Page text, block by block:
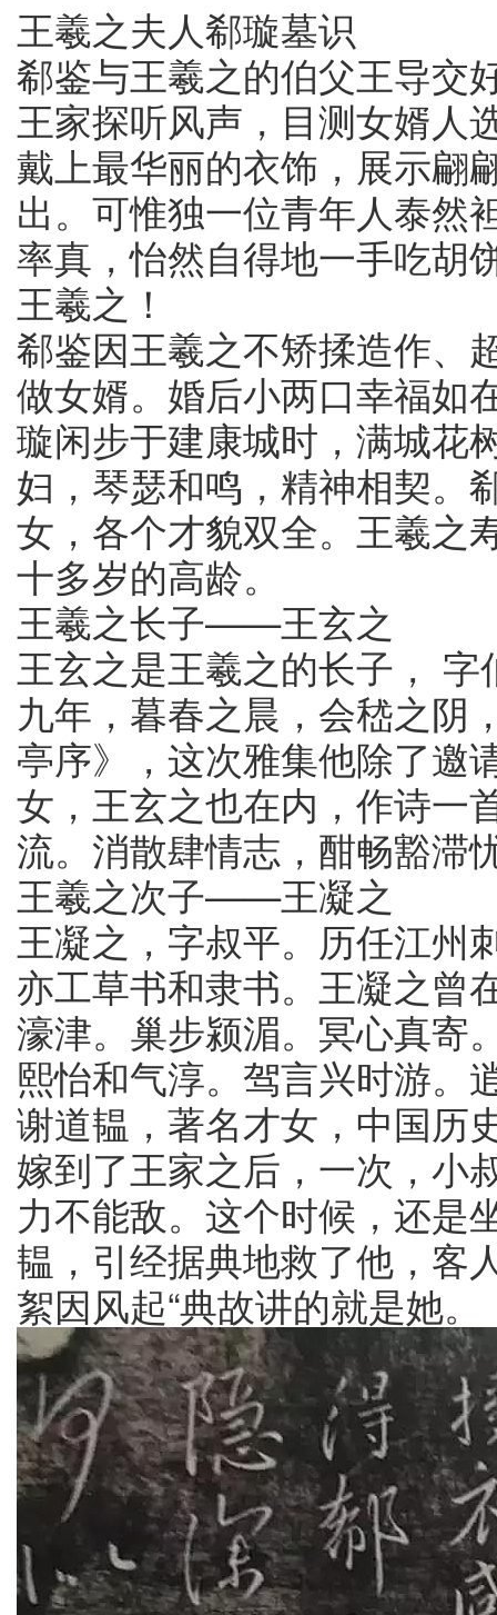
王羲之夫人郗璇墓识
郗鉴与王羲之的伯父王导交
王家探听风声，目测女婿人
戴上最华丽的衣饰，展示翩
出。可惟独一位青年人泰然
率真，怡然自得地一手吃胡
王羲之！
郗鉴因王羲之不矫揉造作、
做女婿。婚后小两口幸福如
璇闲步于建康城时，满城花
妇，琴瑟和鸣，精神相契。
女，各个才貌双全。王羲之
十多岁的高龄。
王羲之长子——王玄之
王玄之是王羲之的长子，
九年，暮春之晨，会嵇之阴
亭序》，这次雅集他除了邀
女，王玄之也在内，作诗一
流。消散肆情志，酣畅豁滞
王羲之次子——王凝之
王凝之，字叔平。历任江州
亦工草书和隶书。王凝之曾
濠津。巢步颍湄。冥心真寄
熙怡和气淳。驾言兴时游。
谢道韫，著名才女，中国历
嫁到了王家之后，一次，小
力不能敌。这个时候，还是
韫，引经据典地救了他，客
絮因风起“典故讲的就是她。